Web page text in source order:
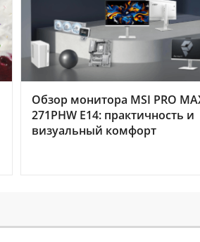
Обзор монитора MSI PRO
271PHW E14: практичность и
визуальный комфорт